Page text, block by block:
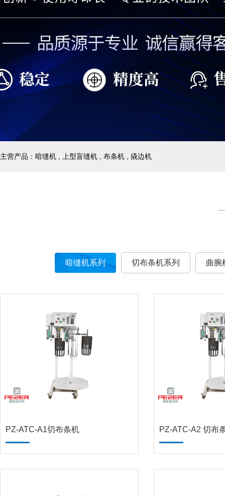
主营产品：暗缝机 , 上型盲缝机 , 布条机 , 撬边机
暗缝机系列 切布条机系列 曲腕
PZ-ATC-A1切布条机 PZ-ATC-A2 切布